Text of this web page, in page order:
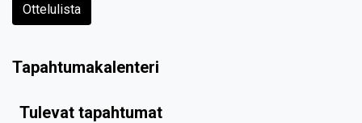
Ottelulista
Tapahtumakalenteri
Tulevat tapahtumat